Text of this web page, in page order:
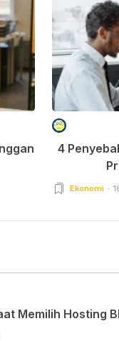
4
Ekonomi
Memilih Hosting